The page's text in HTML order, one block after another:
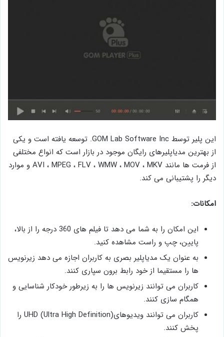
این پلیر توسط GOM Lab Software Inc. توسعه یافته است و یکی
از بهترین مدیاپلیرهای رایگان موجود در بازار است که انواع مختلفی
از فرمت ها مانند AVI ، MPEG ، FLV ، WMW ، MOV ، MKV و موارد
دیگر را پشتیبانی می کند.
امکانات:
این امکان را به شما می دهد تا فیلم های 360 درجه را از بالا،
پایین، چپ و راست مشاهده کنید.
به عنوان یک مدیاپلیر بصری به کاربران اجازه می دهد زیرنویس
ها را مستقیما از خود رابط برون سپاری کنند.
کاربران می توانند زیرنویس ها را به زیرطور خودکار شناسایی و
همگام سازی کنند.
کاربران می توانند ویدیوهایUHD (Ultra High Definition) را
پخش کنند.